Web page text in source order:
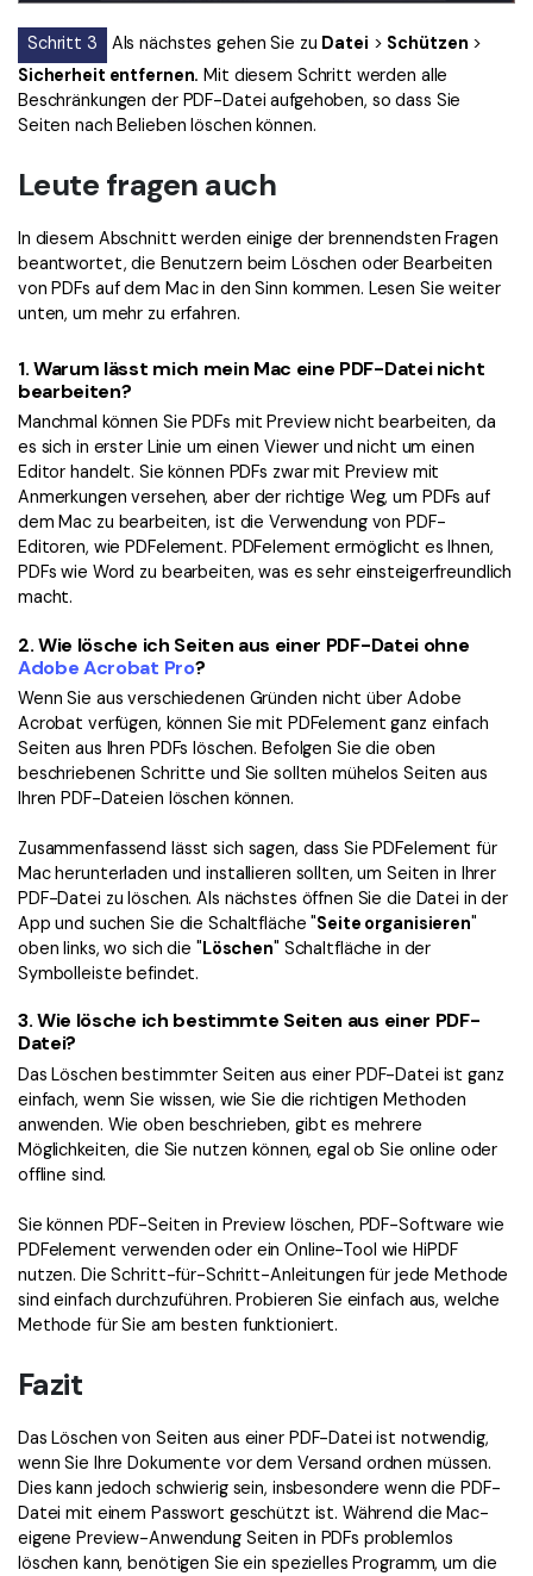
Schritt 3 Als nächstes gehen Sie zu Datei > Schützen >
Sicherheit entfernen. Mit diesem Schritt werden alle
Beschränkungen der PDF-Datei aufgehoben, so dass Sie
Seiten nach Belieben löschen können.
Leute fragen auch
In diesem Abschnitt werden einige der brennendsten Fragen
beantwortet, die Benutzern beim Löschen oder Bearbeiten
von PDFs auf dem Mac in den Sinn kommen. Lesen Sie weiter
unten, um mehr zu erfahren.
1.Warum lässt mich mein Mac eine PDF-Datei nicht
bearbeiten?
Manchmal können Sie PDFs mit Preview nicht bearbeiten, da
es sich in erster Linie um einen Viewer und nicht um einen
Editor handelt. Sie können PDFs zwar mit Preview mit
Anmerkungen versehen, aber der richtige Weg, um PDFs auf
dem Mac zu bearbeiten, ist die Verwendung von PDF-
Editoren, wie PDFelement. PDFelement ermöglicht es Ihnen,
PDFs wie Word zu bearbeiten, was es sehr einsteigerfreundlich
macht.
2.Wie lösche ich Seiten aus einer PDF-Datei ohne
Adobe Acrobat Pro?
Wenn Sie aus verschiedenen Gründen nicht über Adobe
Acrobat verfügen, können Sie mit PDFelement ganz einfach
Seiten aus Ihren PDFs löschen. Befolgen Sie die oben
beschriebenen Schritte und Sie sollten mühelos Seiten aus
Ihren PDF-Dateien löschen können.
Zusammenfassend lässt sich sagen, dass Sie PDFelement für
Mac herunterladen und installieren sollten, um Seiten in Ihrer
PDF-Datei zu löschen. Als nächstes öffnen Sie die Datei in der
App und suchen Sie die Schaltfläche "Seite organisieren"
oben links, wo sich die "Löschen" Schaltfläche in der
Symbolleiste befindet.
3.Wie lösche ich bestimmte Seiten aus einer PDF-
Datei?
Das Löschen bestimmter Seiten aus einer PDF-Datei ist ganz
einfach, wenn Sie wissen, wie Sie die richtigen Methoden
anwenden. Wie oben beschrieben, gibt es mehrere
Möglichkeiten, die Sie nutzen können, egal ob Sie online oder
offline sind.
Sie können PDF-Seiten in Preview löschen, PDF-Software wie
PDFelement verwenden oder ein Online-Tool wie HiPDF
nutzen. Die Schritt-für-Schritt-Anleitungen für jede Methode
sind einfach durchzuführen. Probieren Sie einfach aus, welche
Methode für Sie am besten funktioniert.
Fazit
Das Löschen von Seiten aus einer PDF-Datei ist notwendig,
wenn Sie Ihre Dokumente vor dem Versand ordnen müssen.
Dies kann jedoch schwierig sein, insbesondere wenn die PDF-
Datei mit einem Passwort geschützt ist. Während die Mac-
eigene Preview-Anwendung Seiten in PDFs problemlos
löschen kann, benötigen Sie ein spezielles Programm, um die